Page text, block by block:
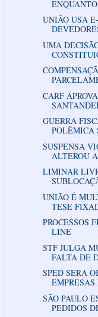
UNIÃO USA
UMA
CARF
GUERRA
POLÊMICA
SUSPENSA
ALTEROU
LIMINAR
UNIÃO É
TESE
PROCESSOS
LINE
STF JULGA
FALTA DE
SPED SERÁ
EMPRESAS
SÃO PAULO
PEDIDOS